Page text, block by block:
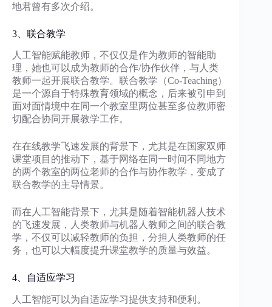
地君曾有多次介绍。
3、联合教学
人工智能赋能教师，不仅仅是作为教师的智能助
理，她也可以成为教师的合作/协作伙伴，与人类
教师一起开展联合教学。联合教学（Co-Teaching）
是一个源自于特殊教育领域的概念，后来被引申到
面对面情境中在同一个教室里两位甚至多位教师密
切配合协同开展教学工作。
在在线教学飞速发展的背景下，尤其是在国家双师
课堂项目的推动下，基于网络在同一时间不同地方
的两个教室的两位老师的合作与协作教学，变成了
联合教学的主导情景。
而在人工智能背景下，尤其是随着智能机器人技术
的飞速发展，人类教师与机器人教师之间的联合教
学，不仅可以减轻教师的负担，分担人类教师的任
务，也可以大幅度提升课堂教学的质量与效益。
4、自适应学习
人工智能可以为自适应学习提供支持和便利。